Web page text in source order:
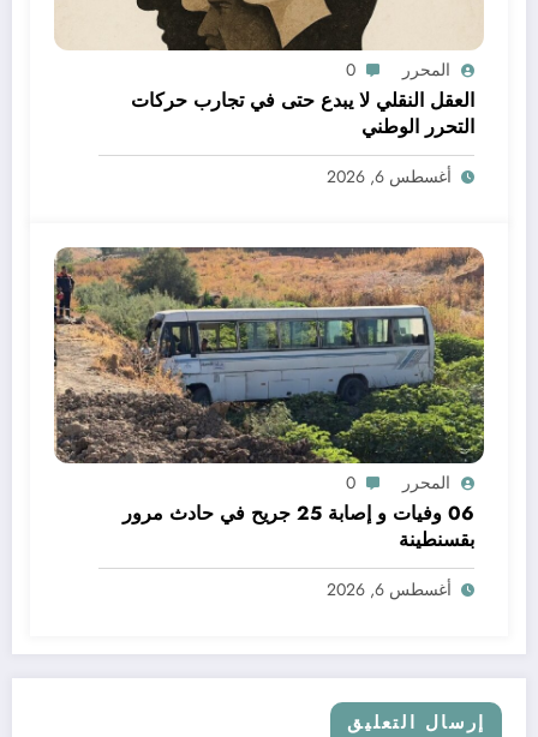
المحرر 0
العقل النقلي لا يبدع حتى في تجارب حركات
التحرر الوطني
أغسطس 6, 2026
المحرر 0
06 وفيات و إصابة 25 جريح في حادث مرور
بقسنطينة
أغسطس 6, 2026
إرسال التعليق